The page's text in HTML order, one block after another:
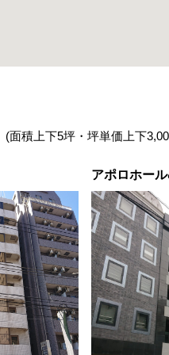
(面積上下5坪・坪単価上下